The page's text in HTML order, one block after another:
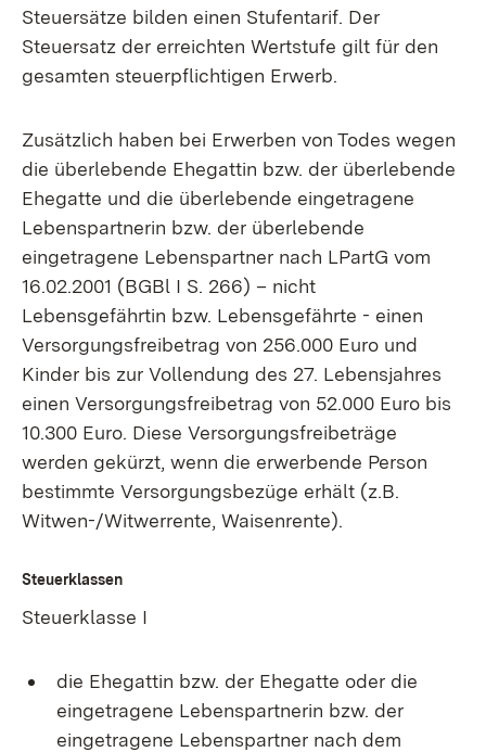
Steuersätze bilden einen Stufentarif. Der
Steuersatz der erreichten Wertstufe gilt für den
gesamten steuerpflichtigen Erwerb.
Zusätzlich haben bei Erwerben von Todes wegen
die überlebende Ehegattin bzw. der überlebende
Ehegatte und die überlebende eingetragene
Lebenspartnerin bzw. der überlebende
eingetragene Lebenspartner nach LPartG vom
16.02.2001 (BGBl I S. 266) – nicht
Lebensgefährtin bzw. Lebensgefährte - einen
Versorgungsfreibetrag von 256.000 Euro und
Kinder bis zur Vollendung des 27. Lebensjahres
einen Versorgungsfreibetrag von 52.000 Euro bis
10.300 Euro. Diese Versorgungsfreibeträge
werden gekürzt, wenn die erwerbende Person
bestimmte Versorgungsbezüge erhält (z.B.
Witwen-/Witwerrente, Waisenrente).
Steuerklassen
Steuerklasse I
die Ehegattin bzw. der Ehegatte oder die
eingetragene Lebenspartnerin bzw. der
eingetragene Lebenspartner nach dem